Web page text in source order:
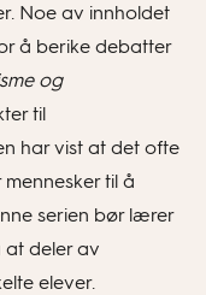
Noe av innholdet
å berike debatter
og
til
har vist at det ofte
til å
serien bør lærer
deler av
elever.